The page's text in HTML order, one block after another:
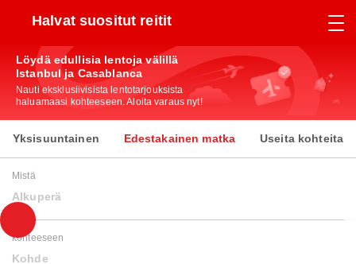
Halvat suositut reitit
Löydä edullisia lentoja välillä
Istanbul ja Casablanca
Nauti eksklusiivisista lentotarjouksista
haluamaasi kohteeseen. Aloita varaus nyt!
Yksisuuntainen Edestakainen matka Useita kohteita
Mistä
Alkuperä
kohteeseen
Kohde